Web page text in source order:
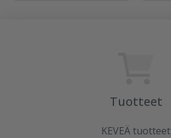
Tuotteet
KEVEÄ tuotteet